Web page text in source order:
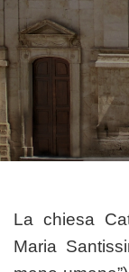
La chiesa
Maria